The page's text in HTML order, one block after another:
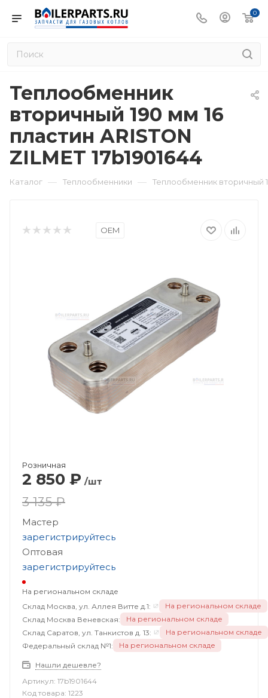
0
Теплообменник
вторичный 190 мм 16
пластин ARISTON
ZILMET 17b1901644
Каталог — Теплообменники — Теплообменник вторичный
OEM
Розничная
2 850 ₽ /шт
3 135 ₽
Мастер
зарегистрируйтесь
Оптовая
зарегистрируйтесь
На региональном складе
Склад Москва, ул. Аллея Витте д.1:
На региональном складе
Склад Москва Веневская:
На региональном складе
Склад Саратов, ул. Танкистов д. 13:
На региональном складе
Федеральный склад №1:
На региональном складе
Нашли дешевле?
Артикул: 17b1901644
Код товара: 1223